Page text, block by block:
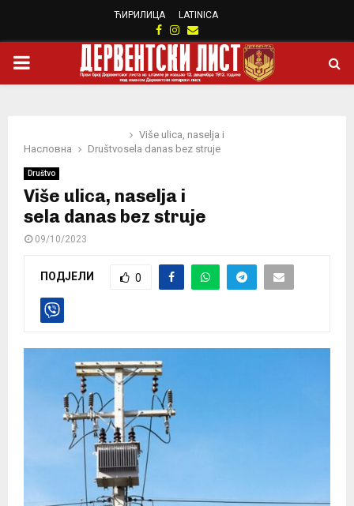
ЋИРИЛИЦА LATINICA
Facebook
Instagram
Email
PRIMARY
Насловна Društvo
Više ulica, naselja i
sela danas bez struje
Društvo
Više ulica, naselja i
sela danas bez struje
09/10/2023
ПОДЈЕЛИ 0